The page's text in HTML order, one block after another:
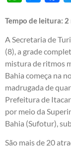
Tempo de leitura: 2
A Secretaria de
(8), a grade
mistura de ritmos
Bahia começa na
madrugada de
Prefeitura de
por meio da
Bahia (Sufotur),
São mais de 20